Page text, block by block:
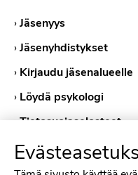
›Jäsenyys
›Jäsenyhdistykset
› Kirjaudu jäsenalueelle
› Löydä psykologi
›Tietosuojaselosteet
›Evästekäytännöt